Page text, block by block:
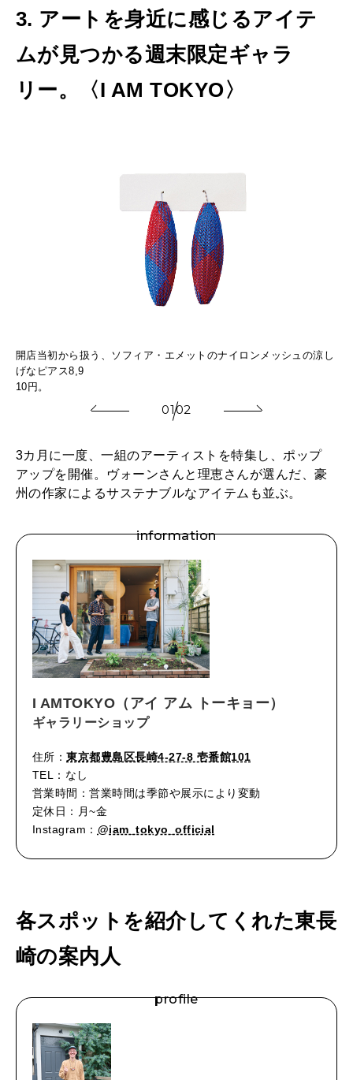
3. アートを身近に感じるアイテ
ムが見つかる週末限定ギャラ
リー。〈I AM TOKYO〉
開店当初から扱う、ソフィア・エメットのナイロンメッシュの涼し
げなピアス8,9
10円。
0102
3カ月に一度、一組のアーティストを特集し、ポップ
アップを開催。ヴォーンさんと理恵さんが選んだ、豪
州の作家によるサステナブルなアイテムも並ぶ。
information
I AMTOKYO（アイ アム トーキョー）
ギャラリーショップ
住所：東京都豊島区長崎4-27-8 壱番館101
TEL：なし
営業時間：営業時間は季節や展示により変動
定休日：月~金
Instagram： @iam_tokyo_official
各スポットを紹介してくれた東長
崎の案内人
profile